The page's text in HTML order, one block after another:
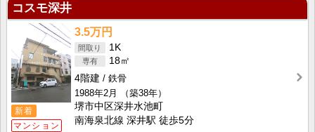
コスモ深井
新着
マンション
3.5万円
1K
18㎡
4階建
鉄骨
1988年2月
（築38年）
堺市中区深井水池町
南海泉北線 深井駅 徒歩5分